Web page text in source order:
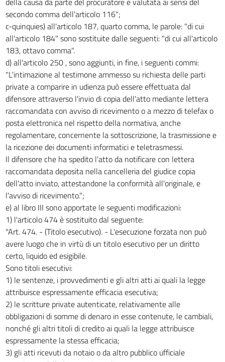
secondo comma dell'articolo 116";
c-quinquies) all'articolo 187, quarto comma, le parole: "di cui
all'articolo 184" sono sostituite dalle seguenti: "di cui all'articolo
183, ottavo comma".
d) all'articolo 250 , sono aggiunti, in fine, i seguenti commi:
"L'intimazione al testimone ammesso su richiesta delle parti
private a comparire in udienza può essere effettuata dal
difensore attraverso l'invio di copia dell'atto mediante lettera
raccomandata con avviso di ricevimento o a mezzo di telefax o
posta elettronica nel rispetto della normativa, anche
regolamentare, concernente la sottoscrizione, la trasmissione e
la ricezione dei documenti informatici e teletrasmessi.
Il difensore che ha spedito l'atto da notificare con lettera
raccomandata deposita nella cancelleria del giudice copia
dell'atto inviato, attestandone la conformità all'originale, e
l'avviso di ricevimento.";
e) al libro III sono apportate le seguenti modificazioni:
1) l'articolo 474 è sostituito dal seguente:
"Art. 474. - (Titolo esecutivo). - L'esecuzione forzata non può
avere luogo che in virtù di un titolo esecutivo per un diritto
certo, liquido ed esigibile.
Sono titoli esecutivi:
1) le sentenze, i provvedimenti e gli altri atti ai quali la legge
attribuisce espressamente efficacia esecutiva;
2) le scritture private autenticate, relativamente alle
obbligazioni di somme di denaro in esse contenute, le cambiali,
nonché gli altri titoli di credito ai quali la legge attribuisce
espressamente la stessa efficacia;
3) gli atti ricevuti da notaio o da altro pubblico ufficiale